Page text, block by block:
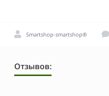
Smartshop-smartshop®
Отзывов: